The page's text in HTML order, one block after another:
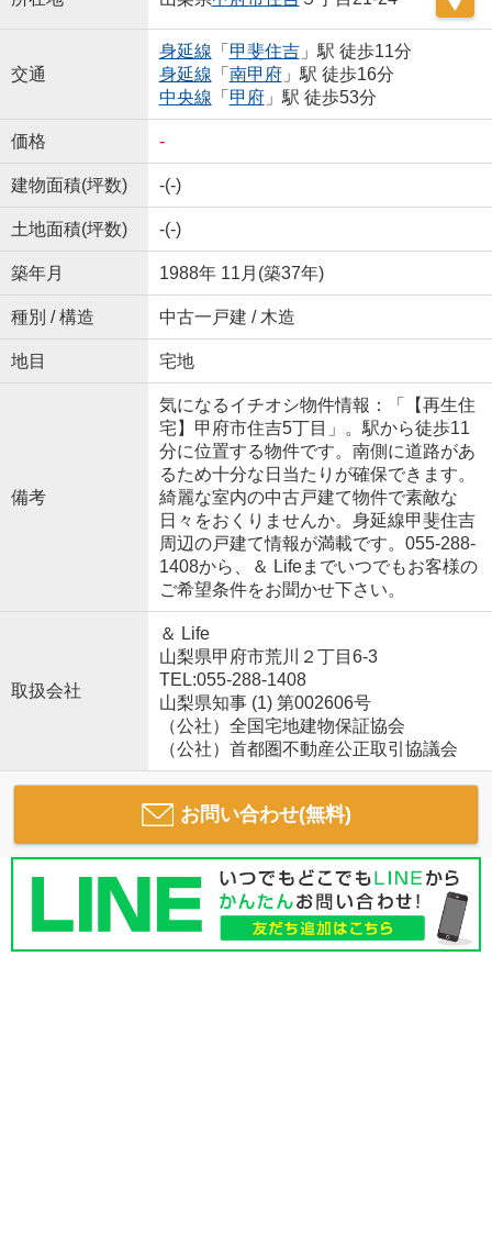
交通
身延線 「 甲斐住吉」駅 徒歩11分
身延線 「 南甲府」駅 徒歩16分
中央線 「 甲府」駅 徒歩53分
価格 -
建物面積(坪数) -(-)
土地面積(坪数) -(-)
築年月 1988年 11月(築37年)
種別 / 構造 中古一戸建 / 木造
地目 宅地
備考
気になるイチオシ物件情報：「【再生住
宅】甲府市住吉5丁目」。駅から徒歩11
分に位置する物件です。南側に道路があ
るため十分な日当たりが確保できます。
綺麗な室内の中古戸建て物件で素敵な
日々をおくりませんか。身延線甲斐住吉
周辺の戸建て情報が満載です。055-288-
1408から、＆ Lifeまでいつでもお客様の
ご希望条件をお聞かせ下さい。
取扱会社
＆ Life
山梨県甲府市荒川２丁目6-3
TEL:055-288-1408
山梨県知事 (1) 第002606号
（公社）全国宅地建物保証協会
（公社）首都圏不動産公正取引協議会
お問い合わせ(無料)